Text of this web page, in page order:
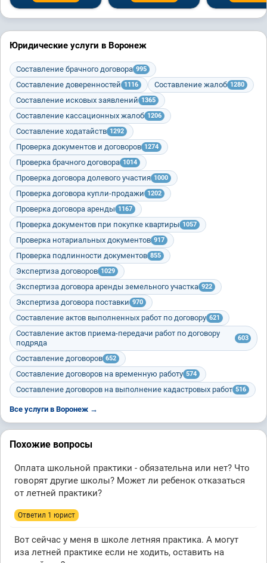
Юридические услуги в Воронеж
Составление брачного договора 995
Составление доверенностей 1116 Составление жалоб 1280
Составление исковых заявлений 1365
Составление кассационных жалоб 1206
Составление ходатайств 1292
Проверка документов и договоров 1274
Проверка брачного договора 1014
Проверка договора долевого участия 1000
Проверка договора купли-продажи 1202
Проверка договора аренды 1167
Проверка документов при покупке квартиры 1057
Проверка нотариальных документов 917
Проверка подлинности документов 855
Экспертиза договоров 1029
Экспертиза договора аренды земельного участка 922
Экспертиза договора поставки 970
Составление актов выполненных работ по договору 621
Составление актов приема-передачи работ по договору
подряда
603
Составление договоров 652
Составление договоров на временную работу 574
Составление договоров на выполнение кадастровых работ 516
Все услуги в Воронеж →
Похожие вопросы
Оплата школьной практики - обязательна или нет? Что
говорят другие школы? Может ли ребенок отказаться
от летней практики?
Ответил 1 юрист
Вот сейчас у меня в школе летняя практика. А могут
иза летней практике если не ходить, оставить на